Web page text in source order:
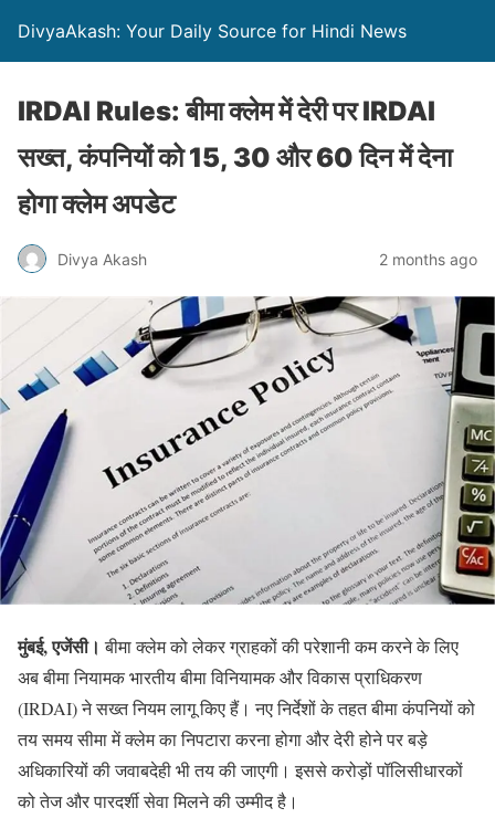
DivyaAkash: Your Daily Source for Hindi News
IRDAI Rules: बीमा क्लेम में देरी पर IRDAI
सख्त, कंपनियों को 15, 30 और 60 दिन में देना
होगा क्लेम अपडेट
Divya Akash 2 months ago
मुंबई, एजेंसी। बीमा क्लेम को लेकर ग्राहकों की परेशानी कम करने के लिए
अब बीमा नियामक भारतीय बीमा विनियामक और विकास प्राधिकरण
(IRDAI) ने सख्त नियम लागू किए हैं। नए निर्देशों के तहत बीमा कंपनियों को
तय समय सीमा में क्लेम का निपटारा करना होगा और देरी होने पर बड़े
अधिकारियों की जवाबदेही भी तय की जाएगी। इससे करोड़ों पॉलिसीधारकों
को तेज और पारदर्शी सेवा मिलने की उम्मीद है।